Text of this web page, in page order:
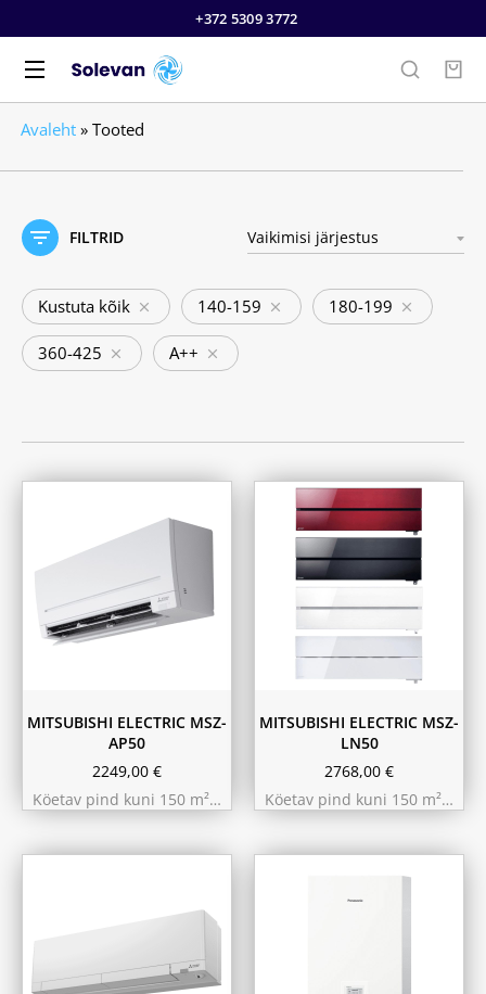
+372 5309 3772
Avaleht » Tooted
FILTRID
Kustuta kõik 140-159 180-199
360-425 A++
MITSUBISHI ELECTRIC MSZ-
AP50
2249,00 €
Köetav pind kuni 150 m²…
Must
Pärlvalge
MITSUBISHI ELECTRIC MSZ-
LN50
2768,00 €
Köetav pind kuni 150 m²…